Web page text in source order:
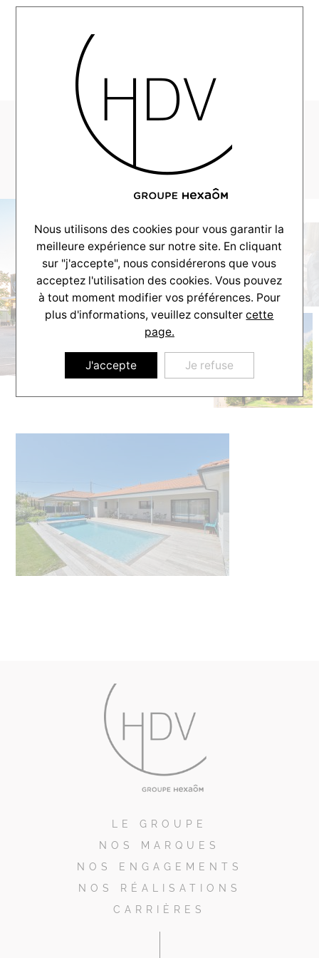
Couleur-Villas-
Gujan-L-2019-09-06
LE GROUPE
NOS MARQUES
NOS ENGAGEMENTS
NOS RÉALISATIONS
CARRIÈRES
Nous utilisons des cookies pour vous garantir la
meilleure expérience sur notre site. En cliquant
sur "j'accepte", nous considérerons que vous
acceptez l'utilisation des cookies. Vous pouvez
à tout moment modifier vos préférences. Pour
plus d'informations, veuillez consultercette
page.
J'accepte Je refuse